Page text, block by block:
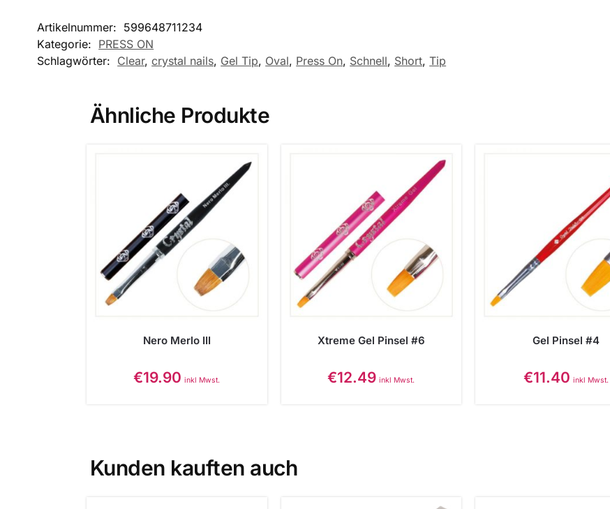
Artikelnummer: 599648711234
Kategorie: PRESS ON
Schlagwörter: Clear,crystal nails, Gel Tip, Oval, Press On, Schnell, Short,Tip
Ähnliche Produkte
Nero Merlo III
€19.90 inkl Mwst.
Xtreme Gel Pinsel #6
€12.49 inkl Mwst.
Gel Pinsel #4
€11.40 inkl Mwst.
Kunden kauften auch